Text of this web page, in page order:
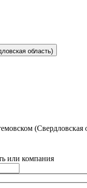
область)
(Свердловская
или компания